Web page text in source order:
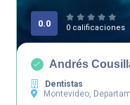
0.0 0 calificaciones
Andrés
Dentistas
Montevideo,